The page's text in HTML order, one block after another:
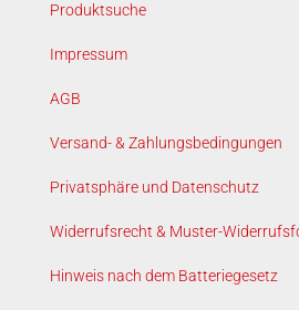
Produktsuche
Impressum
AGB
Versand- & Zahlungsbedingungen
Privatsphäre und Datenschutz
Widerrufsrecht & Muster-
Hinweis nach dem Batteriegesetz